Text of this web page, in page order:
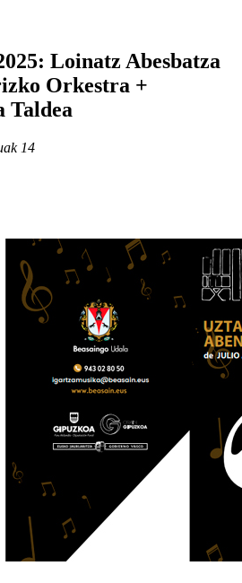
Loinatz Abesbatza
Orkestra +
Taldea
14